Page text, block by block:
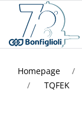
Homepage
TQFEK